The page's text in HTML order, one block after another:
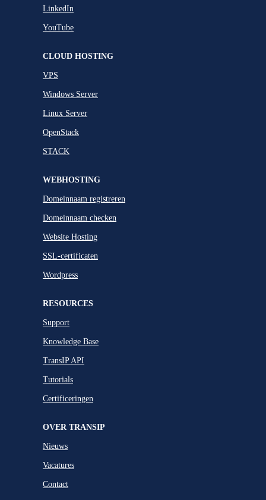
LinkedIn
YouTube
CLOUD HOSTING
VPS
Windows Server
Linux Server
OpenStack
STACK
WEBHOSTING
Domeinnaam registreren
Domeinnaam checken
Website Hosting
SSL-certificaten
Wordpress
RESOURCES
Support
Knowledge Base
TransIP API
Tutorials
Certificeringen
OVER TRANSIP
Nieuws
Vacatures
Contact